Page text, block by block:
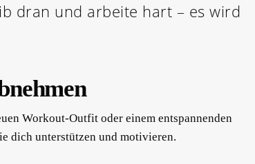
dran und arbeite hart – es wird
Workout-Outfit oder einem entspannenden
dich unterstützen und motivieren.